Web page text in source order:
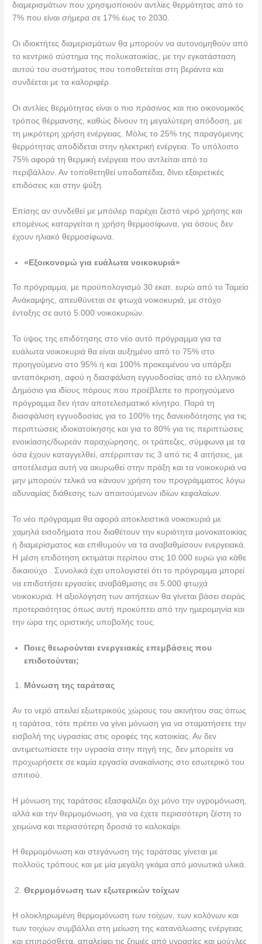
διαμερισμάτων που χρησιμοποιούν αντλίες θερμότητας από το
7% που είναι σήμερα σε 17% έως το 2030.
Οι ιδιοκτήτες διαμερισμάτων θα μπορούν να αυτονομηθούν από
το κεντρικό σύστημα της πολυκατοικίας, με την εγκατάσταση
αυτού του συστήματος που τοποθετείται στη βεράντα και
συνδέεται με τα καλοριφέρ.
Οι αντλίες θερμότητας είναι ο πιο πράσινος και πιο οικονομικός
τρόπος θέρμανσης, καθώς δίνουν τη μεγαλύτερη απόδοση, με
τη μικρότερη χρήση ενέργειας. Μόλις το 25% της παραγόμενης
θερμότητας αποδίδεται στην ηλεκτρική ενέργεια. Το υπόλοιπο
75% αφορά τη θερμική ενέργεια που αντλείται από το
περιβάλλον. Αν τοποθετηθεί υποδαπέδια, δίνει εξαιρετικές
επιδόσεις και στην ψύξη.
Επίσης αν συνδεθεί με μπόιλερ παρέχει ζεστό νερό χρήσης και
επομένως καταργείται η χρήση θερμοσίφωνα, για όσους δεν
έχουν ηλιακό θερμοσίφωνα.
«Εξοικονομώ για ευάλωτα νοικοκυριά»
Το πρόγραμμα, με προϋπολογισμό 30 εκατ. ευρώ από το Ταμείο
Ανάκαμψης, απευθύνεται σε φτωχά νοικοκυριά, με στόχο
ένταξης σε αυτό 5.000 νοικοκυριών.
Το ύψος της επιδότησης στο νέο αυτό πρόγραµµα για τα
ευάλωτα νοικοκυριά θα είναι αυξηµένο από το 75% στο
προηγούµενο στο 95% ή και 100% προκειµένου να υπάρξει
ανταπόκριση, αφού η διασφάλιση εγγυοδοσίας από το ελληνικό
∆ηµόσιο για ιδίους πόρους που προέβλεπε το προηγούµενο
πρόγραµµα δεν ήταν αποτελεσµατικό κίνητρο. Παρά τη
διασφάλιση εγγυοδοσίας για το 100% της δανειοδότησης για τις
περιπτώσεις ιδιοκατοίκησης και για το 80% για τις περιπτώσεις
ενοικίασης/δωρεάν παραχώρησης, οι τράπεζες, σύµφωνα µε τα
όσα έχουν καταγγελθεί, απέρριπταν τις 3 από τις 4 αιτήσεις, µε
αποτέλεσµα αυτή να ακυρωθεί στην πράξη και τα νοικοκυριά να
µην µπορούν τελικά να κάνουν χρήση του προγράµµατος λόγω
αδυναµίας διάθεσης των απαιτούµενων ιδίων κεφαλαίων.
Το νέο πρόγραµµα θα αφορά αποκλειστικά νοικοκυριά µε
χαµηλά εισοδήµατα που διαθέτουν την κυριότητα µονοκατοικίας
ή διαµερίσµατος και επιθυµούν να τα αναβαθµίσουν ενεργειακά.
Η µέση επιδότηση εκτιµάται περίπου στις 10.000 ευρώ για κάθε
δικαιούχο . Συνολικά έχει υπολογιστεί ότι το πρόγραµµα µπορεί
να επιδοτήσει εργασίες αναβάθµισης σε 5.000 φτωχά
νοικοκυριά. Η αξιολόγηση των αιτήσεων θα γίνεται βάσει σειράς
προτεραιότητας όπως αυτή προκύπτει από την ηµεροµηνία και
την ώρα της οριστικής υποβολής τους.
Ποιες θεωρούνται ενεργειακές επεμβάσεις που
επιδοτούνται;
Μόνωση της ταράτσας
Αν το νερό απειλεί εξωτερικούς χώρους του ακινήτου σας όπως
η ταράτσα, τότε πρέπει να γίνει μόνωση για να σταματήσετε την
εισβολή της υγρασίας στις οροφές της κατοικίας. Αν δεν
αντιμετωπίσετε την υγρασία στην πηγή της, δεν μπορείτε να
προχωρήσετε σε καμία εργασία ανακαίνισης στο εσωτερικό του
σπιτιού.
Η μόνωση της ταράτσας εξασφαλίζει όχι μόνο την υγρομόνωση,
αλλά και την θερμομόνωση, για να έχετε περισσότερη ζέστη το
χειμώνα και περισσότερη δροσιά το καλοκαίρι.
Η θερμομόνωση και στεγάνωση της ταράτσας γίνεται με
πολλούς τρόπους και με μία μεγάλη γκάμα από μονωτικά υλικά.
Θερμομόνωση των εξωτερικών τοίχων
Η ολοκληρωμένη θερμομόνωση των τοίχων, των κολόνων και
των τοιχίων συμβάλλει στη μείωση της κατανάλωσης ενέργειας
και επιπρόσθετα, απαλείφει τις ζημιές από υγρασίες και μούχλες